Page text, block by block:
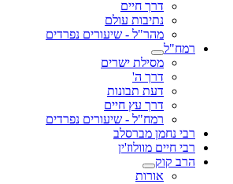
דרך חיים
נתיבות עולם
מהר"ל - שיעורים נפרדים
רמח"ל
מסילת ישרים
דרך ה'
דעת תבונות
דרך עץ חיים
רמח"ל - שיעורים נפרדים
רבי נחמן מברסלב
רבי חיים מוולוז'ין
הרב קוק
אורות